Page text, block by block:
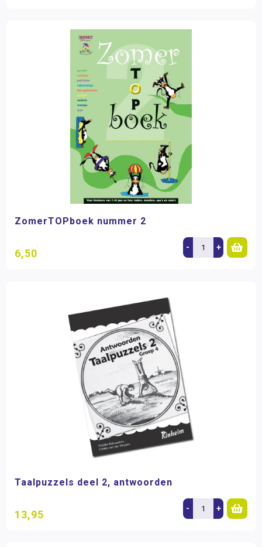
ZomerTOPboek nummer 2
6,50 - +
Taalpuzzels deel 2, antwoorden
13,95 - +